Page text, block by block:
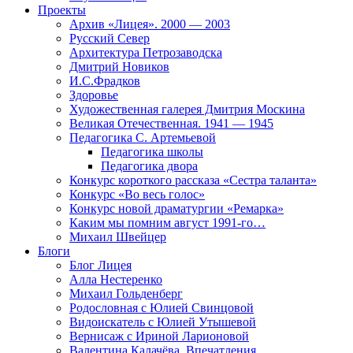
Проекты
Архив «Лицея». 2000 — 2003
Русский Север
Архитектура Петрозаводска
Дмитрий Новиков
И.С.Фрадков
Здоровье
Художественная галерея Дмитрия Москина
Великая Отечественная. 1941 — 1945
Педагогика С. Артемьевой
Педагогика школы
Педагогика двора
Конкурс короткого рассказа «Сестра таланта»
Конкурс «Во весь голос»
Конкурс новой драматургии «Ремарка»
Каким мы помним август 1991-го…
Михаил Швейцер
Блоги
Блог Лицея
Алла Нестеренко
Михаил Гольденберг
Родословная с Юлией Свинцовой
Видоискатель с Юлией Утышевой
Вернисаж с Ириной Ларионовой